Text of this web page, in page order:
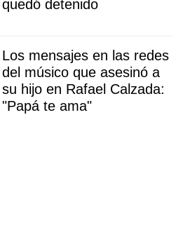
quedó detenido
Los mensajes en las redes
del músico que asesinó a
su hijo en Rafael Calzada:
"Papá te ama"